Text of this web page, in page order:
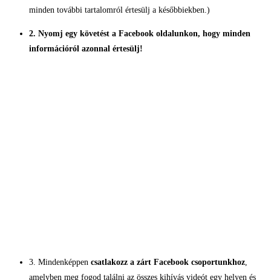
minden további tartalomról értesülj a későbbiekben.)
2. Nyomj egy követést a Facebook oldalunkon, hogy minden
információról azonnal értesülj!
3. Mindenképpen csatlakozz a zárt Facebook csoportunkhoz,
amelyben meg fogod találni az összes kihívás videót egy helyen és